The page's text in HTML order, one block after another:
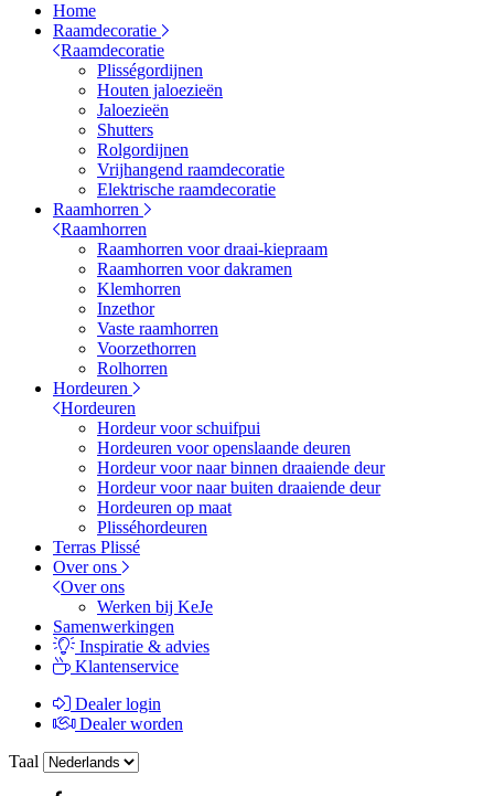
Home
Raamdecoratie
Raamdecoratie
Plisségordijnen
Houten jaloezieën
Jaloezieën
Shutters
Rolgordijnen
Vrijhangend raamdecoratie
Elektrische raamdecoratie
Raamhorren
Raamhorren
Raamhorren voor draai-kiepraam
Raamhorren voor dakramen
Klemhorren
Inzethor
Vaste raamhorren
Voorzethorren
Rolhorren
Hordeuren
Hordeuren
Hordeur voor schuifpui
Hordeuren voor openslaande deuren
Hordeur voor naar binnen draaiende deur
Hordeur voor naar buiten draaiende deur
Hordeuren op maat
Plisséhordeuren
Terras Plissé
Over ons
Over ons
Werken bij KeJe
Samenwerkingen
Inspiratie & advies
Klantenservice
Dealer login
Dealer worden
Taal